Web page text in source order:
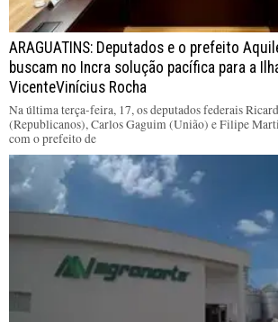
ARAGUATINS: Deputados e o prefeito
buscam no Incra solução pacífica para a
VicenteVinícius Rocha
Na última terça-feira, 17, os deputados federais
(Republicanos), Carlos Gaguim (União) e Filipe
com o prefeito de